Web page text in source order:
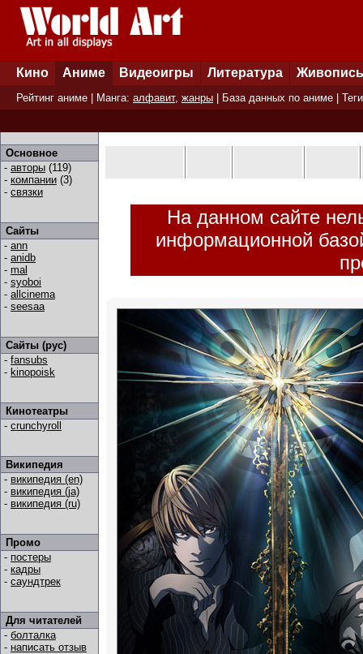
Кино Аниме Видеоигры Литература Живопись
Рейтинг аниме | Манга: алфавит, жанры База данных по аниме Теги
Основное
- авторы (119)
- компании (3)
- связки
Сайты
- ann
- anidb
- mal
- syoboi
- allcinema
- seesaa
Сайты (рус)
- fansubs
- kinopoisk
Кинотеатры
- crunchyroll
Википедия
- википедия (en)
- википедия (ja)
- википедия (ru)
Промо
- постеры
- кадры
- саундтрек
Для читателей
- болталка
- написать отзыв
На данном сайте
информационной